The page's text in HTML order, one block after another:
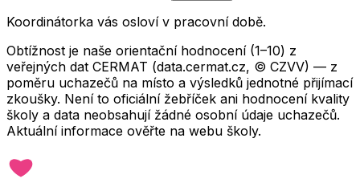
Koordinátorka vás osloví v pracovní době.
Obtížnost je naše orientační hodnocení (1–10) z
veřejných dat CERMAT (data.cermat.cz, © CZVV) — z
poměru uchazečů na místo a výsledků jednotné přijímací
zkoušky. Není to oficiální žebříček ani hodnocení kvality
školy a data neobsahují žádné osobní údaje uchazečů.
Aktuální informace ověřte na webu školy.